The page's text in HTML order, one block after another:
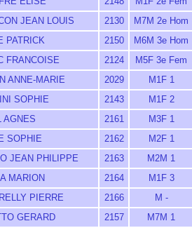
JEAN LOUIS 2130 M7M 2e Hom
PATRICK 2150 M6M 3e Hom
FRANCOISE 2124 M5F 3e Fem
ANNE-MARIE 2029 M1F 1
SOPHIE 2143 M1F 2
AGNES 2161 M3F 1
SOPHIE 2162 M2F 1
JEAN PHILIPPE 2163 M2M 1
MARION 2164 M1F 3
PIERRE 2166 M -
GERARD 2157 M7M 1